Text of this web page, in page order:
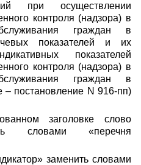
при осуществлении
контроля (надзора) в
граждан в
показателей и их
показателей
контроля (надзора) в
граждан в
– постановление N 916-пп)
заголовке слово
словами «перечня
заменить словами